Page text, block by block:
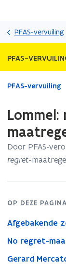
PFAS-vervuiling
PFAS-
Gedaan
zich
op:
Lommel:
PFAS-vervuiling
Door PFAS-
regret-
OP DEZE PAGINA
Afgebakende
No regret-
Gerard